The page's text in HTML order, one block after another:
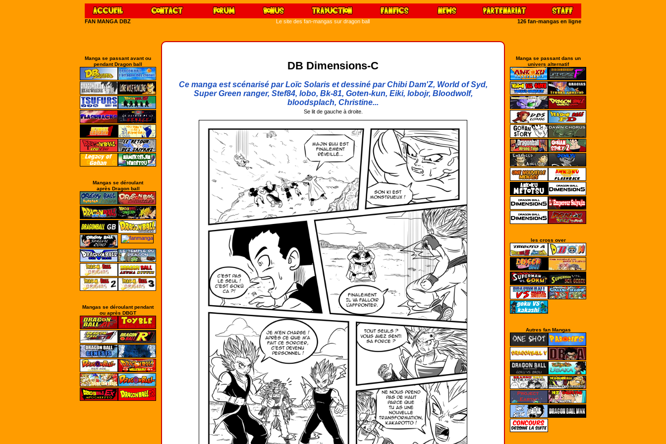
FAN MANGA DBZ Le site des fan-mangas sur dragon ball 126 fan-mangas en ligne
Manga se passant dans un
univers alternatif
les cross over
Autres fan Mangas
Manga se passant avant ou
pendant Dragon ball
Mangas se déroulant
après Dragon ball
Mangas se déroulant pendant
ou après DBGT
DB Dimensions-C
Ce manga est scénarisé par Loïc Solaris et dessiné par Chibi Dam'Z, World of Syd,
Super Green ranger, Stef84, lobo, Bk-81, Goten-kun, Eiki, lobojr, Bloodwolf,
bloodsplach, Christine...
Se lit de gauche à droite.